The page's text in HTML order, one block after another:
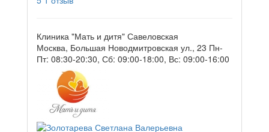
Клиника "Мать и дитя" Савеловская
Москва, Большая Новодмитровская ул., 23 Пн-
Пт: 08:30-20:30, Сб: 09:00-18:00, Вс: 09:00-16:00